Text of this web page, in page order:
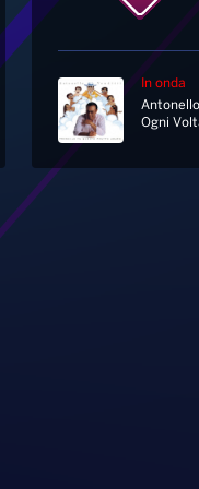
In onda
Ogni